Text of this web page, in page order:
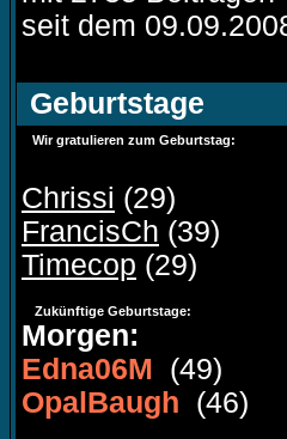
seit dem
Geburtstage
Wir gratulieren zum Geburtstag:
Chrissi (29)
FrancisCh (39)
Timecop (29)
Zukünftige Geburtstage:
Morgen:
Edna06M (49)
OpalBaugh (46)